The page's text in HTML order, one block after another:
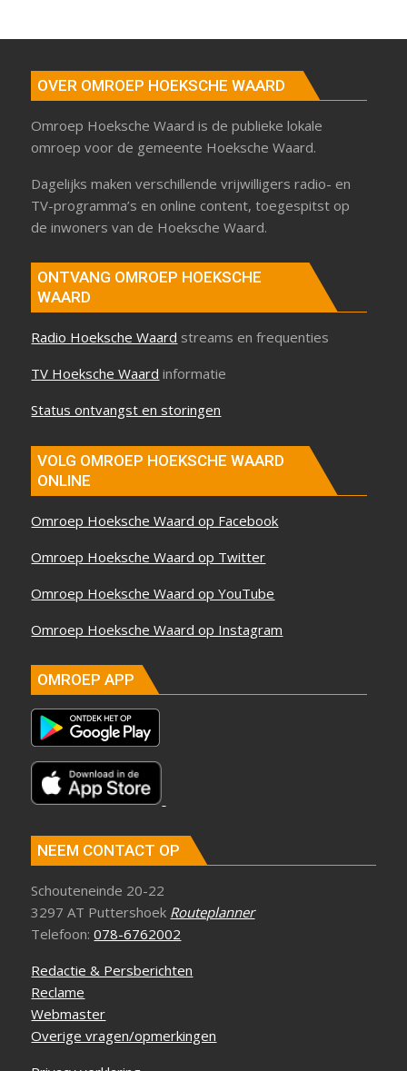
OVER OMROEP HOEKSCHE WAARD
Omroep Hoeksche Waard is de publieke lokale
omroep voor de gemeente Hoeksche Waard.
Dagelijks maken verschillende vrijwilligers radio- en
TV-programma’s en online content, toegespitst op
de inwoners van de Hoeksche Waard.
ONTVANG OMROEP HOEKSCHE
WAARD
Radio Hoeksche Waard streams en frequenties
TV Hoeksche Waard informatie
Status ontvangst en storingen
VOLG OMROEP HOEKSCHE WAARD
ONLINE
Omroep Hoeksche Waard op Facebook
Omroep Hoeksche Waard op Twitter
Omroep Hoeksche Waard op YouTube
Omroep Hoeksche Waard op Instagram
OMROEP APP
NEEM CONTACT OP
Schouteneinde 20-22
3297 AT Puttershoek Routeplanner
Telefoon:078-6762002
Redactie & Persberichten
Reclame
Webmaster
Overige vragen/opmerkingen